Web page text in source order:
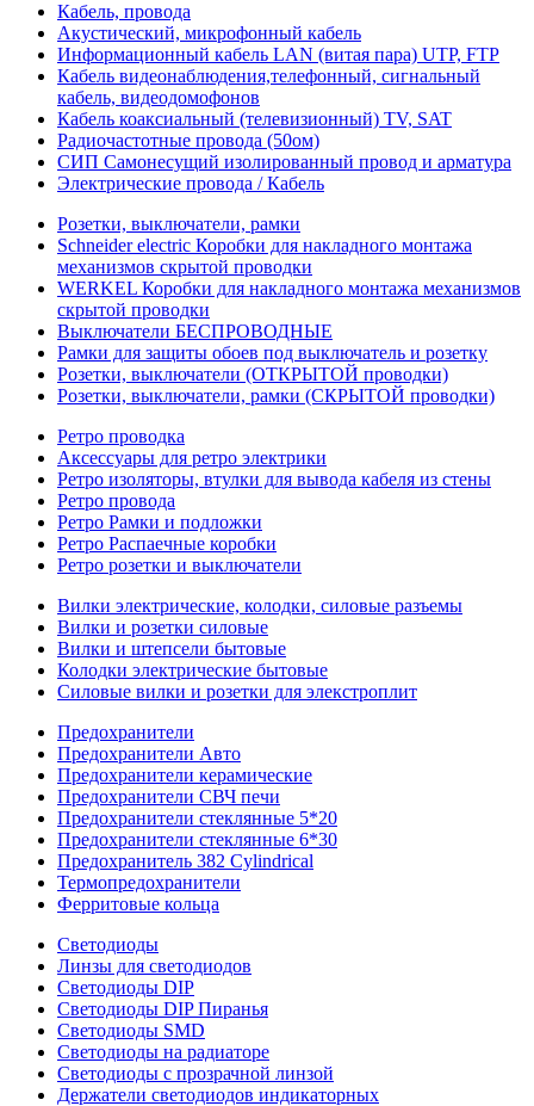
Кабель, провода
Акустический, микрофонный кабель
Информационный кабель LAN (витая пара) UTP, FTP
Кабель видеонаблюдения,телефонный, сигнальный
кабель, видеодомофонов
Кабель коаксиальный (телевизионный) TV, SAT
Радиочастотные провода (50ом)
СИП Самонесущий изолированный провод и арматура
Электрические провода / Кабель
Розетки, выключатели, рамки
Schneider electric Коробки для накладного монтажа
механизмов скрытой проводки
WERKEL Коробки для накладного монтажа механизмов
скрытой проводки
Выключатели БЕСПРОВОДНЫЕ
Рамки для защиты обоев под выключатель и розетку
Розетки, выключатели (ОТКРЫТОЙ проводки)
Розетки, выключатели, рамки (СКРЫТОЙ проводки)
Ретро проводка
Аксессуары для ретро электрики
Ретро изоляторы, втулки для вывода кабеля из стены
Ретро провода
Ретро Рамки и подложки
Ретро Распаечные коробки
Ретро розетки и выключатели
Вилки электрические, колодки, силовые разъемы
Вилки и розетки силовые
Вилки и штепсели бытовые
Колодки электрические бытовые
Силовые вилки и розетки для элекстроплит
Предохранители
Предохранители Авто
Предохранители керамические
Предохранители СВЧ печи
Предохранители стеклянные 5*20
Предохранители стеклянные 6*30
Предохранитель 382 Cylindrical
Термопредохранители
Ферритовые кольца
Светодиоды
Линзы для светодиодов
Светодиоды DIP
Светодиоды DIP Пиранья
Светодиоды SMD
Светодиоды на радиаторе
Светодиоды с прозрачной линзой
Держатели светодиодов индикаторных